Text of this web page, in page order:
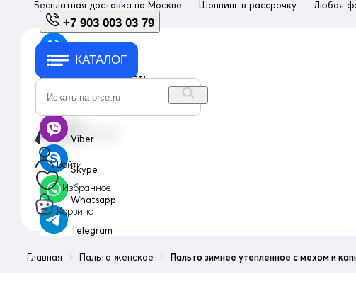
Бесплатная доставка по Москве Шоппинг в рассрочку Любая
+7 903 003 03 79
+7 903 003 03 79
с 10:00 до 18:00 (пн-пт)
Viber
Skype
Whatsapp
Telegram
КАТАЛОГ
Войти
Избранное
Корзина
Главная Пальто женское Пальто зимнее утепленное с мехом и